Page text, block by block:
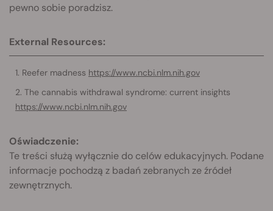
pewno sobie poradzisz.
External Resources:
Reefer madness https://www.ncbi.nlm.nih.gov
The cannabis withdrawal syndrome: current insights
https://www.ncbi.nlm.nih.gov
Oświadczenie:
Te treści służą wyłącznie do celów edukacyjnych. Podane
informacje pochodzą z badań zebranych ze źródeł
zewnętrznych.